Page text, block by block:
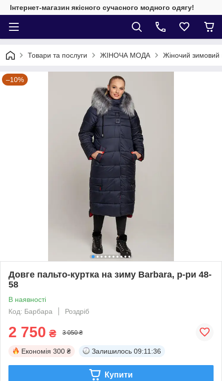
Інтернет-магазин якісного сучасного модного одягу!
Товари та послуги ЖІНОЧА МОДА Жіночий зимовий
–10%
Довге пальто-куртка на зиму Barbara, р-ри 48-
58
В наявності
Код: Барбара
Роздріб
2 750 ₴ 3 050 ₴
Економія 300 ₴ Залишилось 09:11:35
Купити